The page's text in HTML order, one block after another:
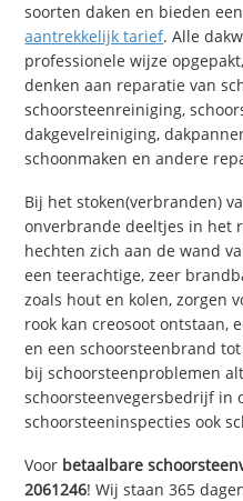
soorten daken en bieden
aantrekkelijk tarief. Alle
professionele wijze
denken aan reparatie van
schoorsteenreiniging,
dakgevelreiniging,
schoonmaken en andere
Bij het stoken(verbranden)
onverbrande deeltjes in het
hechten zich aan de wand
een teerachtige, zeer
zoals hout en kolen, zorgen
rook kan creosoot ontstaan,
en een schoorsteenbrand
bij schoorsteenproblemen
schoorsteenvegersbedrijf in
schoorsteeninspecties ook
Voor betaalbare
2061246! Wij staan 365